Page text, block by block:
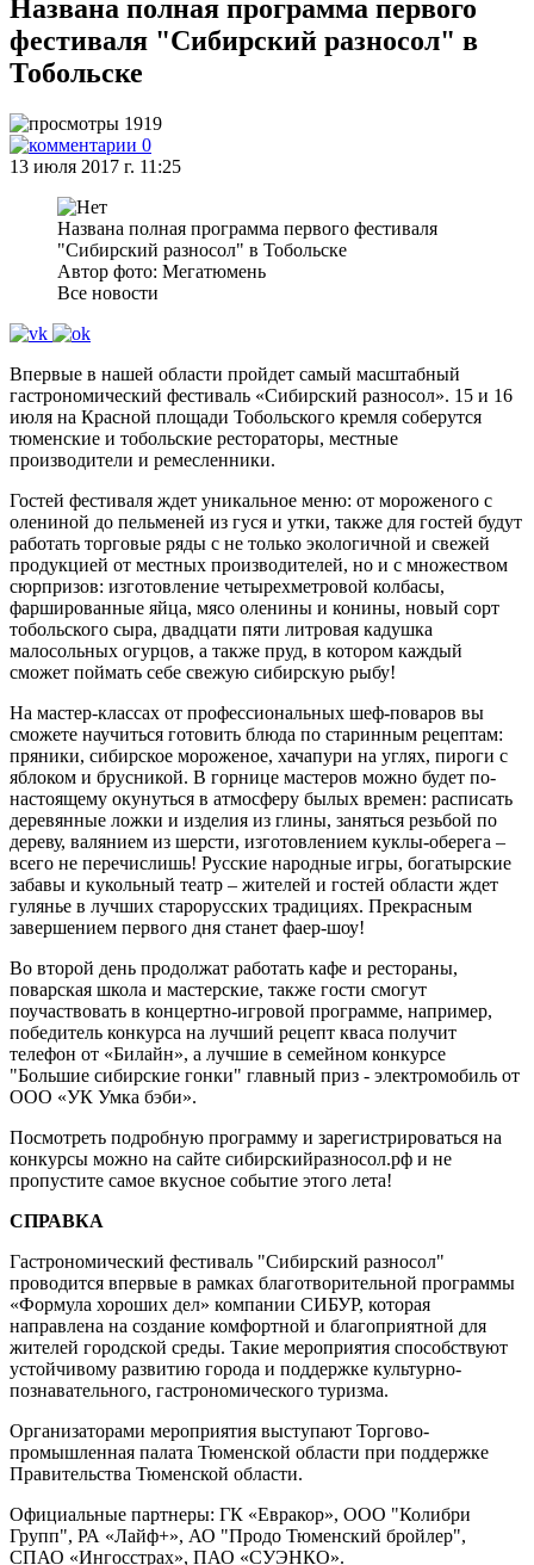
Названа полная программа первого
фестиваля "Сибирский разносол" в
Тобольске
1919
0
13 июля 2017 г. 11:25
Названа полная программа первого фестиваля
"Сибирский разносол" в Тобольске
Автор фото: Мегатюмень
Все новости
Впервые в нашей области пройдет самый масштабный
гастрономический фестиваль «Сибирский разносол». 15 и 16
июля на Красной площади Тобольского кремля соберутся
тюменские и тобольские рестораторы, местные
производители и ремесленники.
Гостей фестиваля ждет уникальное меню: от мороженого с
олениной до пельменей из гуся и утки, также для гостей будут
работать торговые ряды с не только экологичной и свежей
продукцией от местных производителей, но и с множеством
сюрпризов: изготовление четырехметровой колбасы,
фаршированные яйца, мясо оленины и конины, новый сорт
тобольского сыра, двадцати пяти литровая кадушка
малосольных огурцов, а также пруд, в котором каждый
сможет поймать себе свежую сибирскую рыбу!
На мастер-классах от профессиональных шеф-поваров вы
сможете научиться готовить блюда по старинным рецептам:
пряники, сибирское мороженое, хачапури на углях, пироги с
яблоком и брусникой. В горнице мастеров можно будет по-
настоящему окунуться в атмосферу былых времен: расписать
деревянные ложки и изделия из глины, заняться резьбой по
дереву, валянием из шерсти, изготовлением куклы-оберега –
всего не перечислишь! Русские народные игры, богатырские
забавы и кукольный театр – жителей и гостей области ждет
гулянье в лучших старорусских традициях. Прекрасным
завершением первого дня станет фаер-шоу!
Во второй день продолжат работать кафе и рестораны,
поварская школа и мастерские, также гости смогут
поучаствовать в концертно-игровой программе, например,
победитель конкурса на лучший рецепт кваса получит
телефон от «Билайн», а лучшие в семейном конкурсе
"Большие сибирские гонки" главный приз - электромобиль от
ООО «УК Умка бэби».
Посмотреть подробную программу и зарегистрироваться на
конкурсы можно на сайте сибирскийразносол.рф и не
пропустите самое вкусное событие этого лета!
СПРАВКА
Гастрономический фестиваль "Сибирский разносол"
проводится впервые в рамках благотворительной программы
«Формула хороших дел» компании СИБУР, которая
направлена на создание комфортной и благоприятной для
жителей городской среды. Такие мероприятия способствуют
устойчивому развитию города и поддержке культурно-
познавательного, гастрономического туризма.
Организаторами мероприятия выступают Торгово-
промышленная палата Тюменской области при поддержке
Правительства Тюменской области.
Официальные партнеры: ГК «Евракор», ООО "Колибри
Групп", РА «Лайф+», АО "Продо Тюменский бройлер",
СПАО «Ингосстрах», ПАО «СУЭНКО».